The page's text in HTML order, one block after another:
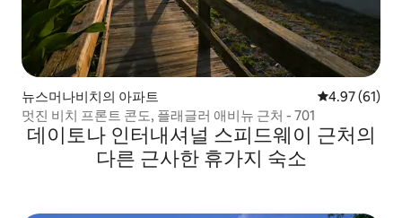
뉴스머나비치의 아파트 평점 4.97점
4.97 (61)
멋진 비치 프론트 콘도, 플래글러 애비뉴 근처 - 701
데이토나 인터내셔널 스피드웨이 근처의
다른 근사한 휴가지 숙소